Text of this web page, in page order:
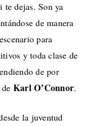
te dejas. Son ya
de manera
para
y toda clase de
de por
Karl O’Connor.
la juventud